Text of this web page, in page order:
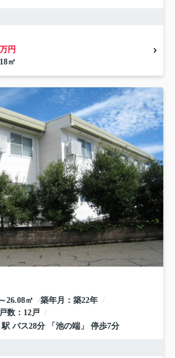
円
㎡
26.08㎡ 築年月
築22年
数
12戸
駅 バス28分 「池の端」 停歩7分